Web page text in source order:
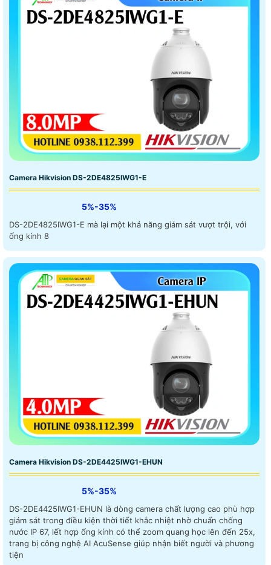
Camera Hikvision DS-2DE4825IWG1-E
5%-35%
DS-2DE4825IWG1-E mà lại một khả năng giám sát vượt trội, với
ống kính 8
Camera Hikvision DS-2DE4425IWG1-EHUN
5%-35%
DS-2DE4425IWG1-EHUN là dòng camera chất lượng cao phù hợp
giám sát trong điều kiện thời tiết khắc nhiệt nhờ chuẩn chống
nước IP 67, lết hợp ống kính có thể zoom quang học lên đến 25x,
trang bị công nghệ AI AcuSense giúp nhận biết người và phương
tiện